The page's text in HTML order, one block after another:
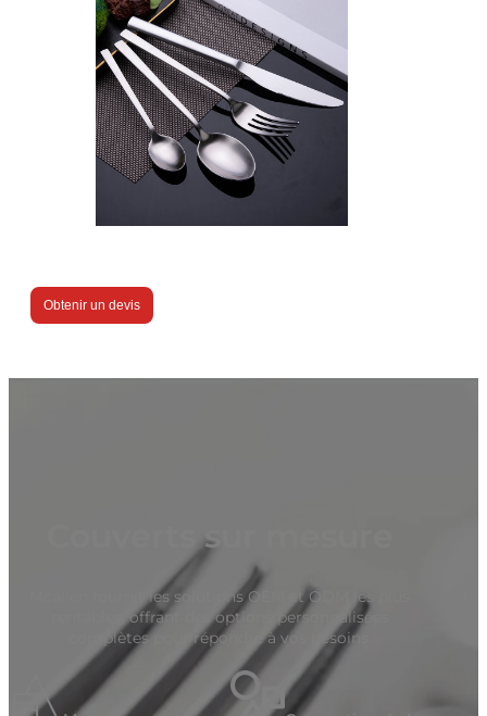
Obtenir un devis
Couverts sur mesure
Mcallen fournit les solutions OEM et ODM les plus
rentables, offrant des options personnalisées
complètes pour répondre à vos besoins.